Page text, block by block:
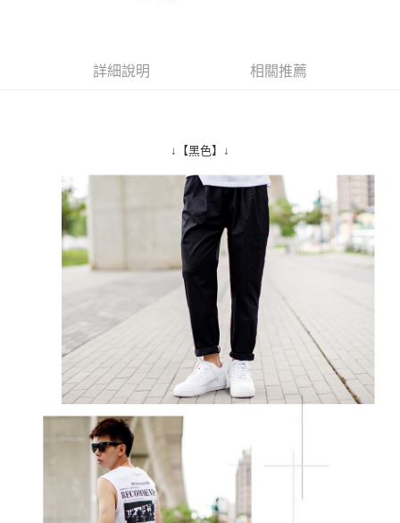
１．簡單：不需註冊會員、不需綁卡、不需儲值。
１．於結帳方式選擇「AFTEE先享後付」後，將跳轉至「AFTEE先享後付」
結帳頁面，進行簡訊認證並確認金額後，即可完成結帳。
２．訂單成立數日內，您將收到繳費通知簡訊。
３．收到繳費通知簡訊後14天內，點擊此簡訊中的連結，可透過四大超商／
ATM／網路銀行／等多元方式進行付款，方視為交易完成。
※ 請注意：結帳手續完成當下不需立刻繳費，但若您需要取消訂單，請聯絡
購買商品的店家。未經商家同意取消之訂單仍視為有效，需透過AFTEE先享
後付繳納相關費用。
※ 交易是否成功請以「AFTEE先享後付 」之結帳頁面顯示為準，若有關於
是否繳費成功／繳費後需取消欲退款等相關疑問，請聯繫「AFTEE先享後付
https://netprotections.freshdesk.com/support/home
【注意事項】
１．透過由恩沛科技股份有限公司提供之「AFTEE先享後付」服務完成之交
易，需依本服務之必要範圍內提供個人資料，並將交易相關給付款項請求債
權轉讓予恩沛科技股份有限公司。
２．關於個人資料處理事宜，請瀏覽以下網址：
https://aftee.tw/terms/#terms3
３．未成年的使用者請事先徵得法定代理人或監護人之同意方可使用
「AFTEE先享後付」，若未經同意申辦者引起之損失，本公司不負相關責
４．使用「AFTEE先享後付」時，將依據個別帳號之用戶狀況，依本公司即
時審查核予不同之上限額度；若仍有額度不足之情形，本公司將視審查結果
先付款後全家取貨
每筆NT$80，滿NT$1,800(含以上)免運費
7-11付款取貨
每筆NT$80，滿NT$1,800(含以上)免運費
每筆NT$80，滿NT$1,800(含以上)免運費
每筆NT$120，滿NT$3,000(含以上)免運費
詳細說明 相關推薦
↓【黑色】↓